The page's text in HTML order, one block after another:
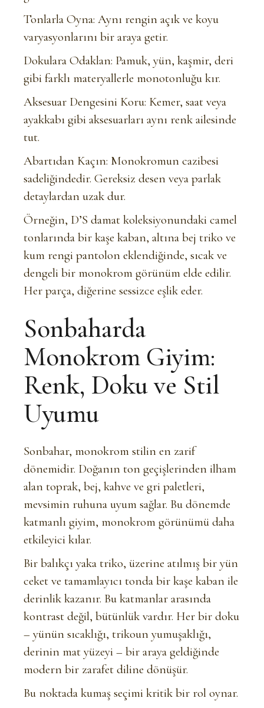
Tonlarla Oyna: Aynı rengin açık ve koyu
varyasyonlarını bir araya getir.
Dokulara Odaklan: Pamuk, yün, kaşmir, deri
gibi farklı materyallerle monotonluğu kır.
Aksesuar Dengesini Koru: Kemer, saat veya
ayakkabı gibi aksesuarları aynı renk ailesinde
tut.
Abartıdan Kaçın: Monokromun cazibesi
sadeliğindedir. Gereksiz desen veya parlak
detaylardan uzak dur.
Örneğin, D’S damat koleksiyonundaki camel
tonlarında bir kaşe kaban, altına bej triko ve
kum rengi pantolon eklendiğinde, sıcak ve
dengeli bir monokrom görünüm elde edilir.
Her parça, diğerine sessizce eşlik eder.
Sonbaharda
Monokrom Giyim:
Renk, Doku ve Stil
Uyumu
Sonbahar, monokrom stilin en zarif
dönemidir. Doğanın ton geçişlerinden ilham
alan toprak, bej, kahve ve gri paletleri,
mevsimin ruhuna uyum sağlar. Bu dönemde
katmanlı giyim, monokrom görünümü daha
etkileyici kılar.
Bir balıkçı yaka triko, üzerine atılmış bir yün
ceket ve tamamlayıcı tonda bir kaşe kaban ile
derinlik kazanır. Bu katmanlar arasında
kontrast değil, bütünlük vardır. Her bir doku
– yünün sıcaklığı, trikoun yumuşaklığı,
derinin mat yüzeyi – bir araya geldiğinde
modern bir zarafet diline dönüşür.
Bu noktada kumaş seçimi kritik bir rol oynar.